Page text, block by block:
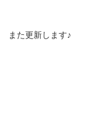
また更新します♪